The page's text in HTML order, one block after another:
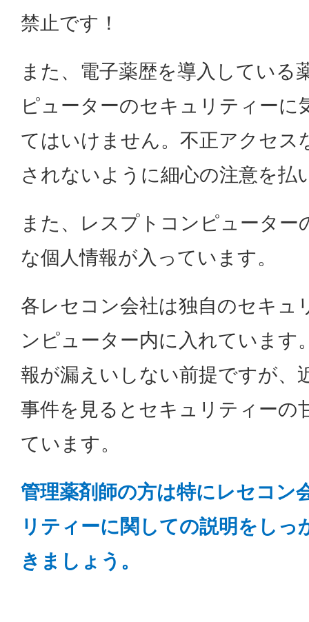
禁止です！
また、電子薬歴を導入している
ピューターのセキュリティーに
てはいけません。不正アクセス
されないように細心の注意を払
また、レスプトコンピューター
な個人情報が入っています。
各レセコン会社は独自のセキュ
ンピューター内に入れています
報が漏えいしない前提ですが、
事件を見るとセキュリティーの
ています。
管理薬剤師の方は特にレセコン
リティーに関しての説明をしっ
きましょう。